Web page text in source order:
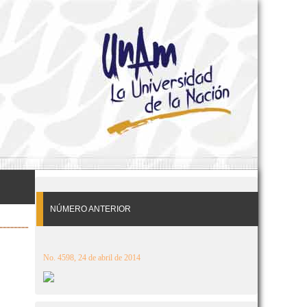
NÚMERO ANTERIOR
No. 4598, 24 de abril de 2014